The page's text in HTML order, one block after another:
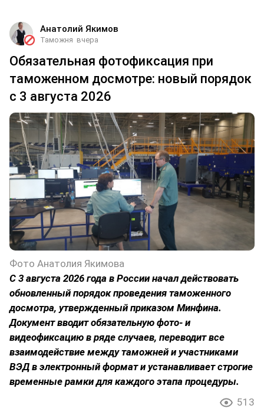
Анатолий Якимов
Таможня вчера
Обязательная фотофиксация при
таможенном досмотре: новый порядок
с 3 августа 2026
Фото Анатолия Якимова
С 3 августа 2026 года в России начал действовать
обновленный порядок проведения таможенного
досмотра, утвержденный приказом Минфина.
Документ вводит обязательную фото- и
видеофиксацию в ряде случаев, переводит все
взаимодействие между таможней и участниками
ВЭД в электронный формат и устанавливает строгие
временные рамки для каждого этапа процедуры.
513